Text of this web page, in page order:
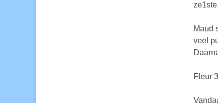
Maud
veel
Fleur